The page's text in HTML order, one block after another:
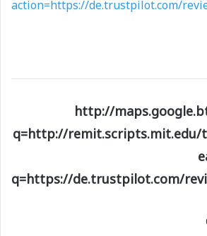
action=https://de.trustpilot.com/
http://
q=http://remit.scripts.mit.edu/
q=https://de.trustpilot.com/